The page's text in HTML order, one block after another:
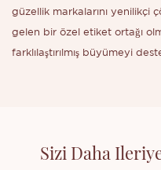
güzellik markalarını yenilikçi
gelen bir özel etiket ortağı
farklılaştırılmış büyümeyi
Sizi Daha